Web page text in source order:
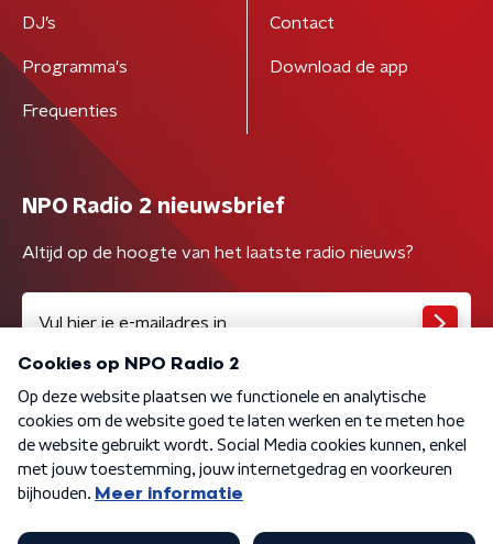
DJ’s
Programma's
Frequenties
Contact
Download de app
NPO Radio 2 nieuwsbrief
Altijd op de hoogte van het laatste radio nieuws?
Algemene voorwaarden